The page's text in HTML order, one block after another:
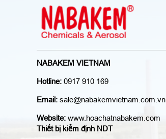
NABAKEM VIETNAM
Hotline: 0917 910 169
Email: sale@nabakemvietnam.com.vn
Website: www.hoachatnabakem.com
Thiết bị kiểm định NDT